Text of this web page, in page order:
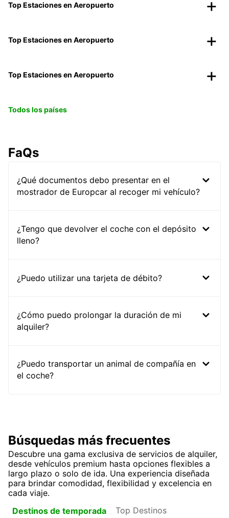
Top Estaciones en Aeropuerto
Top Estaciones en Aeropuerto
Top Estaciones en Aeropuerto
Todos los países
FaQs
¿Qué documentos debo presentar en el
mostrador de Europcar al recoger mi vehículo?
¿Tengo que devolver el coche con el depósito
lleno?
¿Puedo utilizar una tarjeta de débito?
¿Cómo puedo prolongar la duración de mi
alquiler?
¿Puedo transportar un animal de compañía en
el coche?
Búsquedas más frecuentes
Descubre una gama exclusiva de servicios de alquiler,
desde vehículos premium hasta opciones flexibles a
largo plazo o solo de ida. Una experiencia diseñada
para brindar comodidad, flexibilidad y excelencia en
cada viaje.
Destinos de temporada
Top Destinos